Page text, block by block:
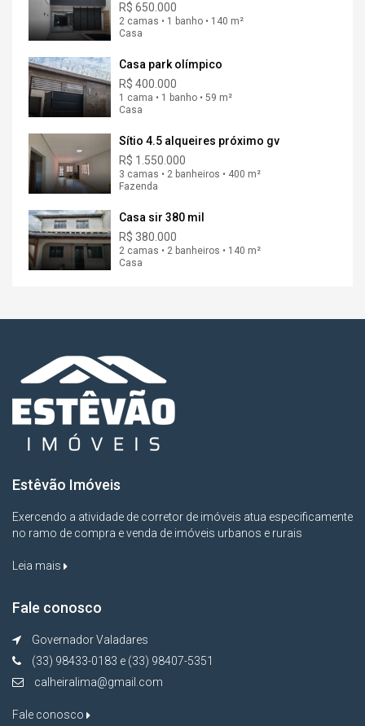
R$ 650.000
2 camas • 1 banho • 140 m²
Casa
Casa park olímpico
R$ 400.000
1 cama • 1 banho • 59 m²
Casa
Sítio 4.5 alqueires próximo gv
R$ 1.550.000
3 camas • 2 banheiros • 400 m²
Fazenda
Casa sir 380 mil
R$ 380.000
2 camas • 2 banheiros • 140 m²
Casa
Estêvão Imóveis
Exercendo a atividade de corretor de imóveis atua especificamente
no ramo de compra e venda de imóveis urbanos e rurais
Leia mais
Fale conosco
Governador Valadares
(33) 98433-0183 e (33) 98407-5351
calheiralima@gmail.com
Fale conosco